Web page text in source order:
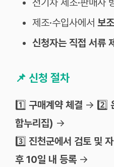
제조·수입사에서 보
신청자는 직접 서류
📌 신청 절차
1️⃣ 구매계약 체결 → 2️⃣
합누리집) →
3️⃣ 진천군에서 검토 및
후 10일 내 등록 →